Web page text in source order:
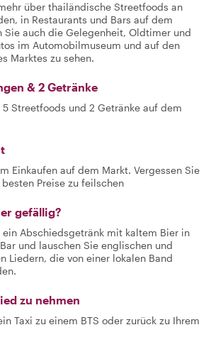
über thailändische Streetfoods an
in Restaurants und Bars auf dem
Sie auch die Gelegenheit, Oldtimer und
im Automobilmuseum und auf den
Marktes zu sehen.
& 2 Getränke
5 Streetfoods und 2 Getränke auf dem
Einkaufen auf dem Markt. Vergessen Sie
Preise zu feilschen
gefällig?
ein Abschiedsgetränk mit kaltem Bier in
und lauschen Sie englischen und
Liedern, die von einer lokalen Band
zu nehmen
Taxi zu einem BTS oder zurück zu Ihrem